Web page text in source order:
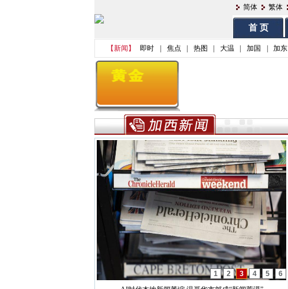
简体 繁体
首 页
【新闻】 即时 焦点 热图 大温 加国 加东
1 2 3 4 5
6